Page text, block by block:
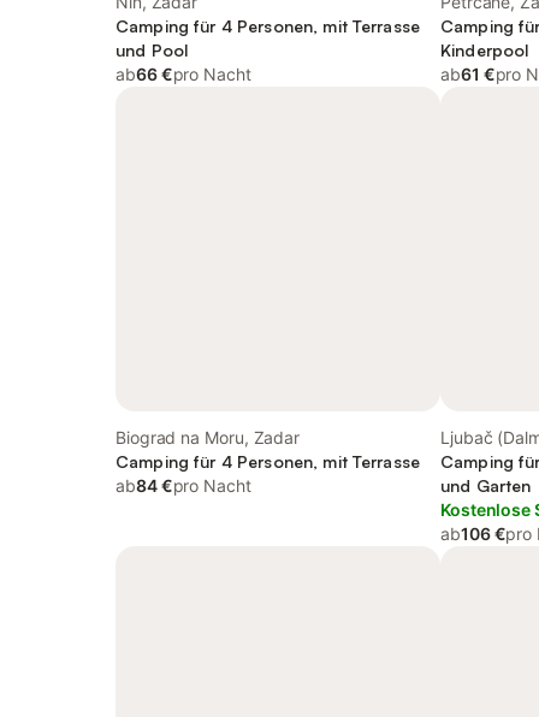
Camping für 4 Personen, mit Terrasse
und Pool
ab66 €pro Nacht
Camping
Kinderpool
ab61 €pro
Biograd na Moru, Zadar
Camping für 4 Personen, mit Terrasse
ab84 €pro Nacht
Ljubač
Camping
und Garten
Kostenlose
ab106 €pro